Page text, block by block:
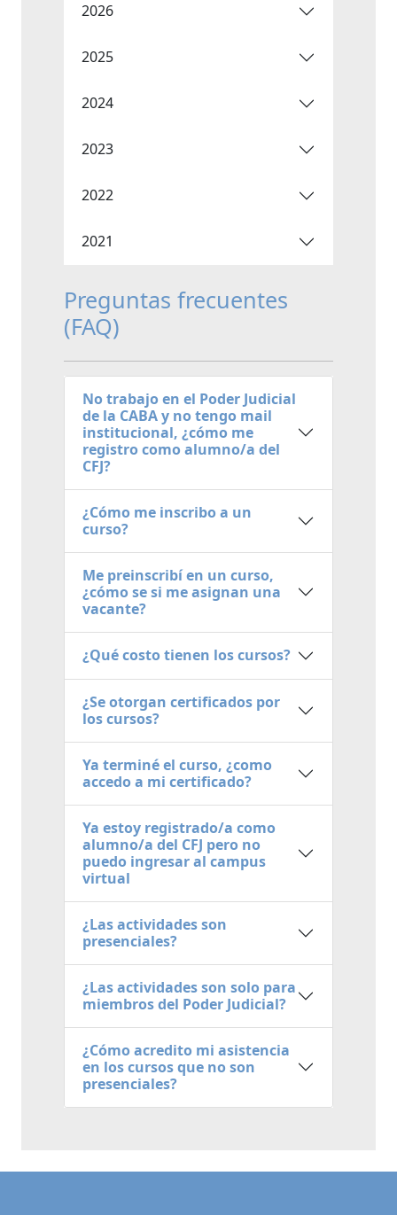
2026
2025
2024
2023
2022
2021
Preguntas frecuentes
(FAQ)
No trabajo en el Poder Judicial
de la CABA y no tengo mail
institucional, ¿cómo me
registro como alumno/a del
CFJ?
¿Cómo me inscribo a un
curso?
Me preinscribí en un curso,
¿cómo se si me asignan una
vacante?
¿Qué costo tienen los cursos?
¿Se otorgan certificados por
los cursos?
Ya terminé el curso, ¿como
accedo a mi certificado?
Ya estoy registrado/a como
alumno/a del CFJ pero no
puedo ingresar al campus
virtual
¿Las actividades son
presenciales?
¿Las actividades son solo para
miembros del Poder Judicial?
¿Cómo acredito mi asistencia
en los cursos que no son
presenciales?